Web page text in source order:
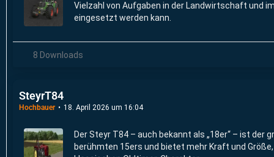
Vielzahl von Aufgaben in der Landwirtschaft und
eingesetzt werden kann.
8 Downloads
SteyrT84
Hochbauer 18. April 2026 um 16:04
Der Steyr T84 – auch bekannt als „18er“ – ist der
berühmten 15ers und bietet mehr Kraft und